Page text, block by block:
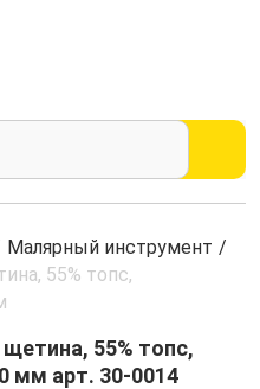
Малярный инструмент /
55% топс,
55% топс,
мм арт. 30-0014